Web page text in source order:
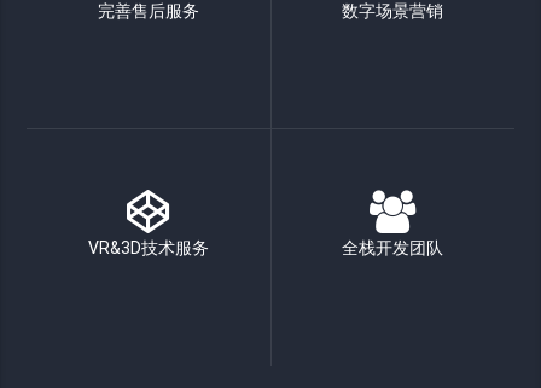
完善售后服务 数字场景营销
VR&3D技术服务 全栈开发团队